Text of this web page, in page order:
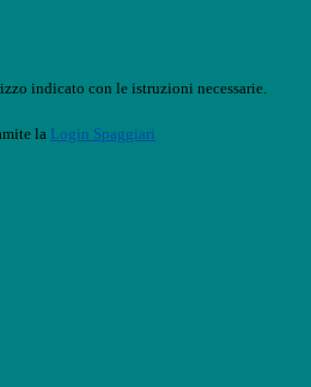
indicato con le istruzioni necessarie.
la Login Spaggiari